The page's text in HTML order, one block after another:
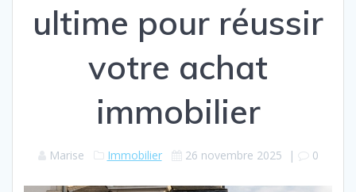
ultime pour réussir
votre achat
immobilier
Marise Immobilier 26 novembre 2025 | 0